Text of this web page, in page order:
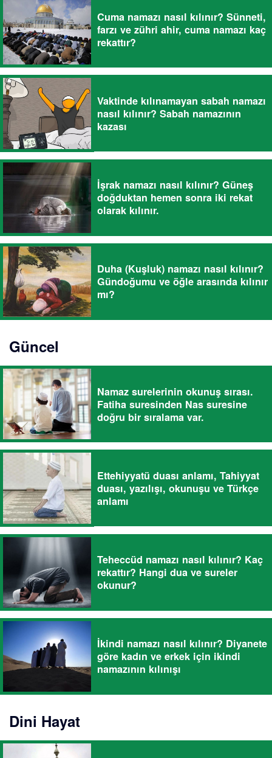
Cuma namazı nasıl kılınır? Sünneti,
farzı ve zühri ahir, cuma namazı kaç
rekattır?
Vaktinde kılınamayan sabah namazı
nasıl kılınır? Sabah namazının
kazası
İşrak namazı nasıl kılınır? Güneş
doğduktan hemen sonra iki rekat
olarak kılınır.
Duha (Kuşluk) namazı nasıl kılınır?
Gündoğumu ve öğle arasında kılınır
mı?
Güncel
Namaz surelerinin okunuş sırası.
Fatiha suresinden Nas suresine
doğru bir sıralama var.
Ettehiyyatü duası anlamı, Tahiyyat
duası, yazılışı, okunuşu ve Türkçe
anlamı
Teheccüd namazı nasıl kılınır? Kaç
rekattır? Hangi dua ve sureler
okunur?
İkindi namazı nasıl kılınır? Diyanete
göre kadın ve erkek için ikindi
namazının kılınışı
Dini Hayat